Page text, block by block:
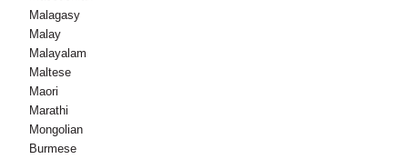
Malagasy
Malay
Malayalam
Maltese
Maori
Marathi
Mongolian
Burmese